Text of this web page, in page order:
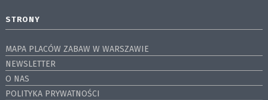
STRONY
MAPA PLACÓW ZABAW W WARSZAWIE
NEWSLETTER
O NAS
POLITYKA PRYWATNOŚCI